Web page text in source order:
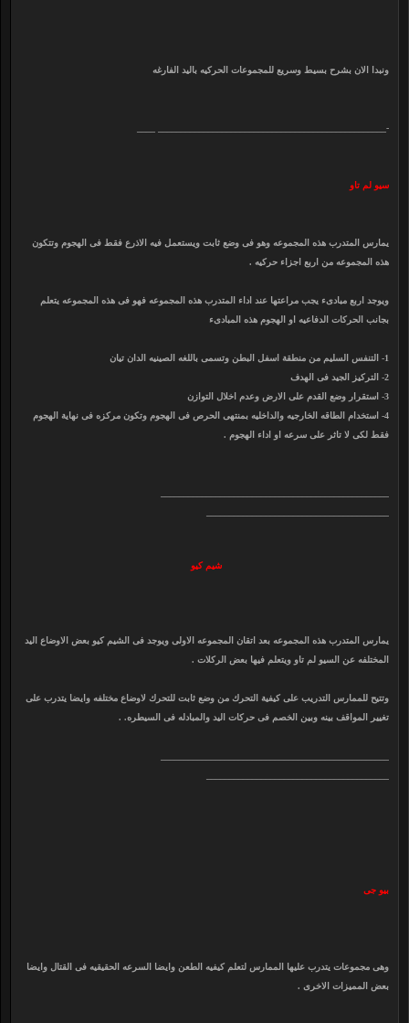
ونبدا الان بشرح بسيط وسريع للمجموعات الحركيه باليد الفارغه
-__________________________________________________ ____
سيو لم تاو
يمارس المتدرب هذه المجموعه وهو فى وضع ثابت ويستعمل فيه الاذرع فقط فى الهجوم وتتكون
هذه المجموعه من اربع اجزاء حركيه .
ويوجد اربع مبادىء يجب مراعتها عند اداء المتدرب هذه المجموعه فهو فى هذه المجموعه يتعلم
بجانب الحركات الدفاعيه او الهجوم هذه المبادىء
1- التنفس السليم من منطقة اسفل البطن وتسمى باللغه الصينيه الدان تيان
2- التركيز الجيد فى الهدف
3- استقرار وضع القدم على الارض وعدم اخلال التوازن
4- استخدام الطاقه الخارجيه والداخليه بمنتهى الحرص فى الهجوم وتكون مركزه فى نهاية الهجوم
فقط لكى لا تاثر على سرعه او اداء الهجوم .
شيم كيو ​
يمارس المتدرب هذه المجموعه بعد اتقان المجموعه الاولى ويوجد فى الشيم كيو بعض الاوضاع اليد
المختلفه عن السيو لم تاو ويتعلم فيها بعض الركلات .
وتتيح للممارس التدريب على كيفية التحرك من وضع ثابت للتحرك لاوضاع مختلفه وايضا يتدرب على
تغيير المواقف بينه وبين الخصم فى حركات اليد والمبادله فى السيطره. .
بيو جى
وهى مجموعات يتدرب عليها الممارس لتعلم كيفيه الطعن وايضا السرعه الحقيقيه فى القتال وايضا
بعض المميزات الاخرى .